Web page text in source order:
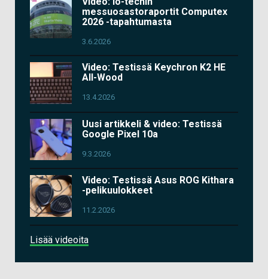
messuosastoraportit Computex
2026 -tapahtumasta
3.6.2026
Video: Testissä Keychron K2 HE
All-Wood
13.4.2026
Uusi artikkeli & video: Testissä
Google Pixel 10a
9.3.2026
Video: Testissä Asus ROG Kithara
-pelikuulokkeet
11.2.2026
Lisää videoita